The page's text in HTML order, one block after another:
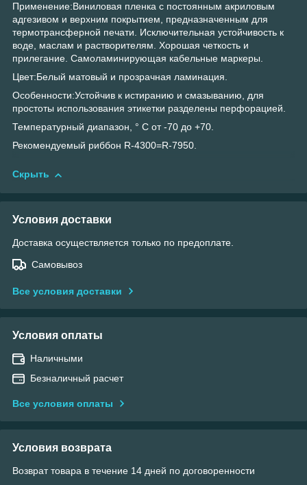
Применение:Виниловая пленка с постоянным акриловым
адгезивом и верхним покрытием, предназначенным для
термотрансферной печати. Исключительная устойчивость к
воде, маслам и растворителям. Хорошая четкость и
прилегание. Самоламинирующая кабельные маркеры.
Цвет:Белый матовый и прозрачная ламинация.
Особенности:Устойчив к истиранию и смазыванию, для
простоты использования этикетки разделены перфорацией.
Температурный диапазон, ° С от -70 до +70.
Рекомендуемый риббон R-4300=R-7950.
Скрыть
Условия доставки
Доставка осуществляется только по предоплате.
Самовывоз
Все условия доставки
Условия оплаты
Наличными
Безналичный расчет
Все условия оплаты
Условия возврата
Возврат товара в течение 14 дней по договоренности